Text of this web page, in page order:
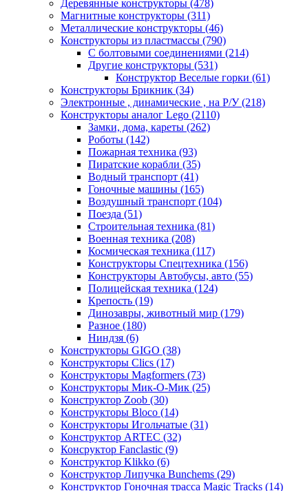
Деревянные конструкторы (478)
Магнитные конструкторы (311)
Металлические конструкторы (46)
Конструкторы из пластмассы (790)
С болтовыми соединениями (214)
Другие конструкторы (531)
Конструктор Веселые горки (61)
Конструкторы Брикник (34)
Электронные , динамические , на Р/У(218)
Конструкторы аналог Lego (2110)
Замки, дома, кареты (262)
Роботы (142)
Пожарная техника (93)
Пиратские корабли (35)
Водный транспорт (41)
Гоночные машины (165)
Воздушный транспорт (104)
Поезда (51)
Строительная техника (81)
Военная техника (208)
Космическая техника (117)
Конструкторы Спецтехника (156)
Конструкторы Автобусы, авто (55)
Полицейская техника (124)
Крепость (19)
Динозавры, животный мир (179)
Разное (180)
Ниндзя (6)
Конструкторы GIGO (38)
Конструкторы Clics (17)
Конструкторы Magformers (73)
Конструкторы Мик-О-Мик (25)
Конструктор Zoob (30)
Конструкторы Bloco (14)
Конструкторы Игольчатые (31)
Конструктор ARTEC (32)
Консруктор Fanclastic (9)
Конструктор Klikko (6)
Конструктор Липучка Bunchems (29)
Конструктор Гоночная трасса Magic Tracks (14)